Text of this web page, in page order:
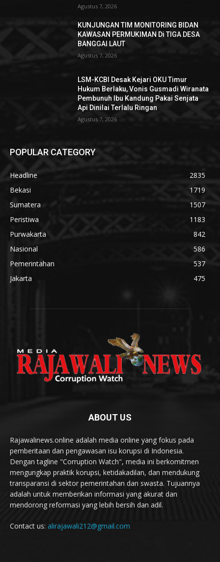
Agustus 7, 2026
KUNJUNGAN TIM MONITORING BIDAN
KAWASAN PERMUKIMAN Di TIGA DESA
BANGGAI LAUT
Agustus 7, 2026
LSM-KCBI Desak Kejari OKU Timur
Hukum Berlaku, Vonis Gusmadi Wiranata
Pembunuh Ibu Kandung Pakai Senjata
Api Dinilai Terlalu Ringan
Agustus 7, 2026
POPULAR CATEGORY
Headline
2835
Bekasi
1719
Sumatera
1507
Peristiwa
1183
Purwakarta
842
Nasional
586
Pemerintahan
537
Jakarta
475
ABOUT US
Rajawalinews.online adalah media online yang fokus pada
pemberitaan dan pengawasan isu korupsi di Indonesia.
Dengan tagline "Corruption Watch", media ini berkomitmen
mengungkap praktik korupsi, ketidakadilan, dan mendukung
transparansi di sektor pemerintahan dan swasta. Tujuannya
adalah untuk memberikan informasi yang akurat dan
mendorong reformasi yang lebih bersih dan adil.
Contact us: alirajawali212@gmail.com